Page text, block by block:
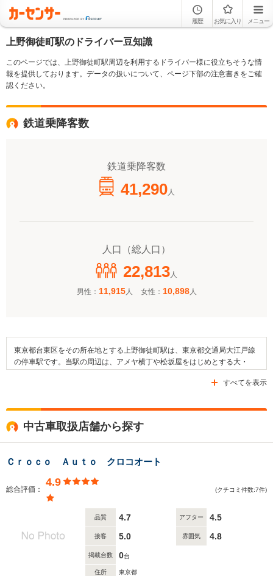
履歴 お気に入り メニュー
上野御徒町駅のドライバー豆知識
このページでは、上野御徒町駅周辺を利用するドライバー様に役立ちそうな情
報を提供しております。データの扱いについて、ページ下部の注意書きをご確
認ください。
鉄道乗降客数
鉄道乗降客数
41,290人
人口（総人口）
22,813 人
男性： 11,915人 女性： 10,898人
東京都台東区をその所在地とする上野御徒町駅は、東京都交通局大江戸線
の停車駅です。当駅の周辺は、アメヤ横丁や松坂屋をはじめとする大・
最寄り駅となっています。交通面においては、都道452号線・春日通り・
路」停留所が設置されており、都営バスの運行するバスを利用することが
可能です。駅の周辺には、おかちまちパンダ広場やアートシアター、湯島
天満宮などが存在しています。
すべてを表示
中古車取扱店舗から探す
Ｃｒｏｃｏ Ａｕｔｏ クロコオート
総合評価：
4.9
(クチコミ件数:7件)
品質 4.7 アフター 4.5
接客 5.0 雰囲気 4.8
掲載台数 0台
住所 東京都